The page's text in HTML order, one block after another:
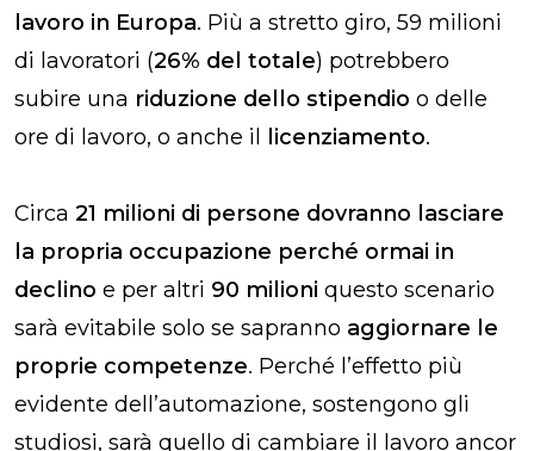
lavoro in Europa. Più a stretto giro, 59 milioni
di lavoratori (26% del totale) potrebbero
subire una riduzione dello stipendio o delle
ore di lavoro, o anche il
licenziamento.
Circa 21 milioni di persone dovranno lasciare
la propria occupazione perché ormai in
declino e per altri 90 milioni questo scenario
sarà evitabile solo se sapranno aggiornare le
proprie competenze. Perché l’effetto più
evidente dell’automazione, sostengono gli
studiosi, sarà quello di cambiare il lavoro ancor